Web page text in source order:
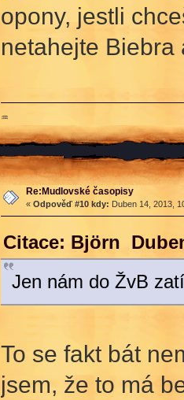
opony, jestli
netahejte Biebra
♒
Re:Mudlovské časopisy
« Odpověď #10 kdy: Duben 14, 2013,
Citace: Björn
Jen nám do ŽvB
To se fakt bát
jsem, že to má